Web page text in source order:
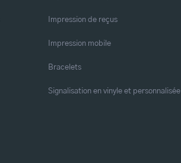
Impression de reçus
Impression mobile
Bracelets
Signalisation en vinyle et personnalisée